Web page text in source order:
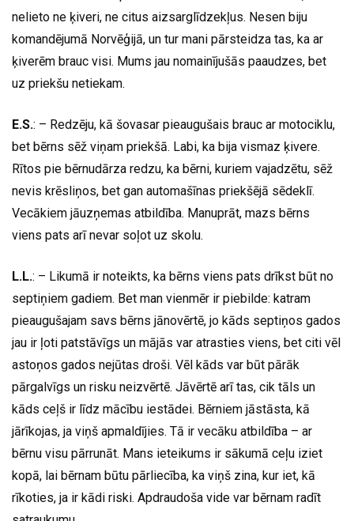
nelieto ne ķiveri, ne citus aizsarglīdzekļus. Nesen biju
komandējumā Norvēģijā, un tur mani pārsteidza tas, ka ar
ķiverēm brauc visi. Mums jau nomainījušās paaudzes, bet
uz priekšu netiekam.
E.S.: – Redzēju, kā šovasar pieaugušais brauc ar motociklu,
bet bērns sēž viņam priekšā. Labi, ka bija vismaz ķivere.
Rītos pie bērnudārza redzu, ka bērni, kuriem vajadzētu, sēž
nevis krēsliņos, bet gan automašīnas priekšējā sēdeklī.
Vecākiem jāuzņemas atbildība. Manuprāt, mazs bērns
viens pats arī nevar soļot uz skolu.
L.L.: – Likumā ir noteikts, ka bērns viens pats drīkst būt no
septiņiem gadiem. Bet man vienmēr ir piebilde: katram
pieaugušajam savs bērns jānovērtē, jo kāds septiņos gados
jau ir ļoti patstāvīgs un mājās var atrasties viens, bet citi vēl
astoņos gados nejūtas droši. Vēl kāds var būt pārāk
pārgalvīgs un risku neizvērtē. Jāvērtē arī tas, cik tāls un
kāds ceļš ir līdz mācību iestādei. Bērniem jāstāsta, kā
jārīkojas, ja viņš apmaldījies. Tā ir vecāku atbildība – ar
bērnu visu pārrunāt. Mans ieteikums ir sākumā ceļu iziet
kopā, lai bērnam būtu pārliecība, ka viņš zina, kur iet, kā
rīkoties, ja ir kādi riski. Apdraudoša vide var bērnam radīt